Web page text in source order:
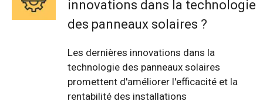
innovations dans la technologie
des panneaux solaires ?
Les dernières innovations dans la
technologie des panneaux solaires
promettent d'améliorer l'efficacité et la
rentabilité des installations